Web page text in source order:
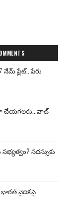
నేమ్ ప్లేట్‌.. పేరు
చేయగలరు.. వాట్
సదస్సుకు
భారత్ వైదికపై